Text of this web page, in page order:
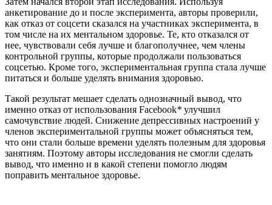
анкетирование до и после эксперимента, авторы проверили,
как отказ от соцсети сказался на участниках эксперимента, в
том числе на их ментальном здоровье. Те, кто отказался от
нее, чувствовали себя лучше и благополучнее, чем члены
контрольной группы, которые продолжали пользоваться
соцсетью. Кроме того, экспериментальная группа стала лучше
питаться и больше уделять внимания здоровью.
Такой результат мешает сделать однозначный вывод, что
именно отказ от использования Facebook* улучшил
самочувствие людей. Снижение депрессивных настроений у
членов экспериментальной группы может объясняться тем,
что они стали больше времени уделять полезным для здоровья
занятиям. Поэтому авторы исследования не смогли сделать
вывод, что именно и в какой степени помогло людям
поправить ментальное здоровье.